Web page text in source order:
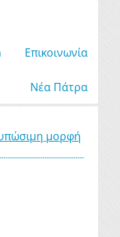
Επικοινωνία
Νέα Πάτρα
μορφή